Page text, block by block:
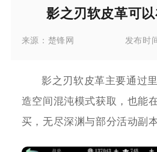
影之刃软皮革可
来源： 楚锋网 发布时
影之刃软皮革主要通过
造空间混沌模式获取，也能
买，无尽深渊与部分活动副